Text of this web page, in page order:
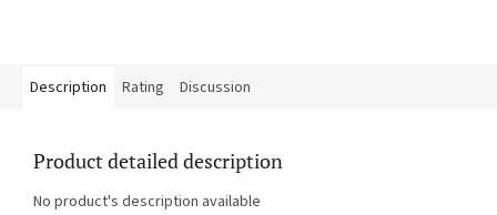
Description Rating Discussion
Product detailed description
No product's description available